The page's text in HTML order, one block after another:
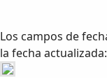
Los campos de
la fecha actualizada: